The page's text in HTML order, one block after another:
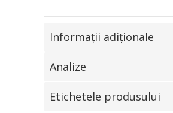
Informaţii adiţionale
Analize
Etichetele produsului